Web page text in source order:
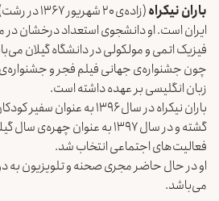
باران نیکراه
(زاده‌‌ی ۲۰
ایران است. او دانشجوی استعداد درخشان
فیزیک اتمی و مولکولی در دانشگاه گیلان
چون جشنواره‌ی جهانی فیلم فجر و جشنواره‌ی
زبان انگلیسی بر عهده داشته است.
باران نیکراه در سال ۱۳۹۶ به
گشته و در سال ۱۳۹۷ به عنوان
فعالیت‌های اجتماعی انتخاب شد.
او در حال حاضر مجری صحنه‌ و تلویزیون به
می‌باشد.